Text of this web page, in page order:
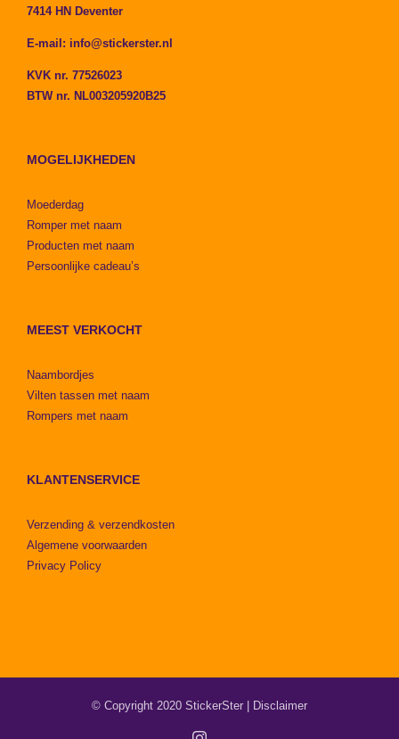
7414 HN Deventer
E-mail: info@stickerster.nl
KVK nr. 77526023
BTW nr. NL003205920B25
MOGELIJKHEDEN
Moederdag
Romper met naam
Producten met naam
Persoonlijke cadeau’s
MEEST VERKOCHT
Naambordjes
Vilten tassen met naam
Rompers met naam
KLANTENSERVICE
Verzending & verzendkosten
Algemene voorwaarden
Privacy Policy
© Copyright 2020 StickerSter | Disclaimer